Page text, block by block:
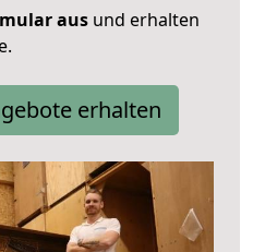
aus und erhalten
erhalten